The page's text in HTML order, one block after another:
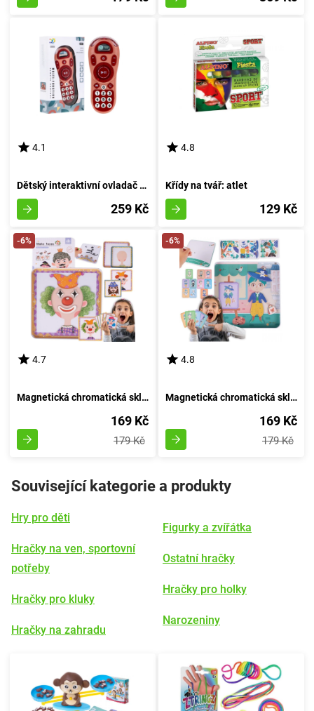
4.1
Dětský interaktivní ovladač v růžovém provedení
259 Kč
4.8
Křídy na tvář: atlet
129 Kč
-6%
4.7
Magnetická chromatická skládačka - Proměnlivé obličeje
169 Kč
179 Kč
-6%
4.8
Magnetická chromatická skládačka - Figurína
169 Kč
179 Kč
Související kategorie a produkty
Hry pro děti
Hračky na ven, sportovní
potřeby
Hračky pro kluky
Hračky na zahradu
Figurky a zvířátka
Ostatní hračky
Hračky pro holky
Narozeniny